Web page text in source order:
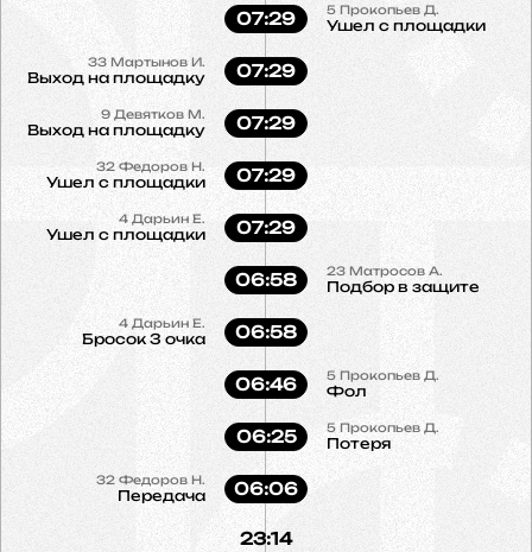
5 Прокопьев Д.
Ушел с площадки
07:29
33Мартынов И.
Выход на площадку 07:29
9 Девятков М.
Выход на площадку 07:29
32 Федоров Н.
Ушел с площадки 07:29
4 Дарьин Е.
Ушел с площадки 07:29
23 Матросов А.
Подбор в защите
06:58
4 Дарьин Е.
Бросок 3 очка 06:58
5 Прокопьев Д.
Фол
06:46
5 Прокопьев Д.
Потеря
06:25
32 Федоров Н.
Передача 06:06
23:14